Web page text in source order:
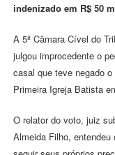
indenizado em R$ 50
A 5ª Câmara Cível do
julgou improcedente o
casal que teve negado
Primeira Igreja Batista
O relator do voto, juiz
Almeida Filho,